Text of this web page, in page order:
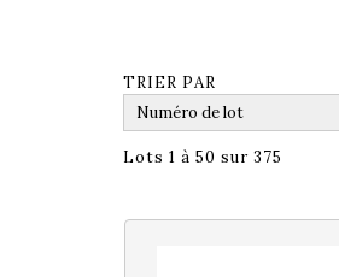
TRIER PAR
Lots 1 à 50 sur 375